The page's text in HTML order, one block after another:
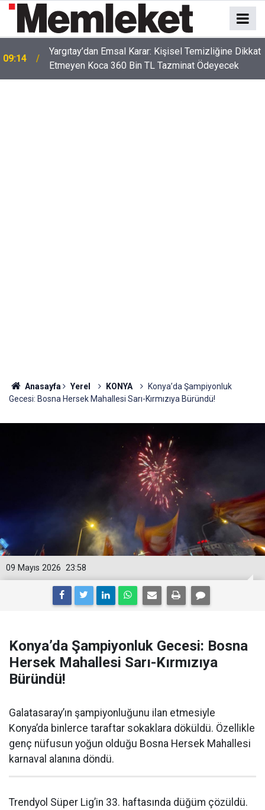
09:12
Gazze, Lübnan ve İran Saldırılarının Faturası
Kabardı: Dev Savunma Bütçesi Gündemde
Anasayfa Yerel KONYA
Konya’da Şampiyonluk
Gecesi: Bosna Hersek Mahallesi Sarı-Kırmızıya Büründü!
23:58
09 Mayıs 2026
Konya’da Şampiyonluk Gecesi: Bosna
Hersek Mahallesi Sarı-Kırmızıya
Büründü!
Galatasaray’ın şampiyonluğunu ilan etmesiyle
Konya’da binlerce taraftar sokaklara döküldü. Özellikle
genç nüfusun yoğun olduğu Bosna Hersek Mahallesi
karnaval alanına döndü.
Trendyol Süper Lig’in 33. haftasında düğüm çözüldü.